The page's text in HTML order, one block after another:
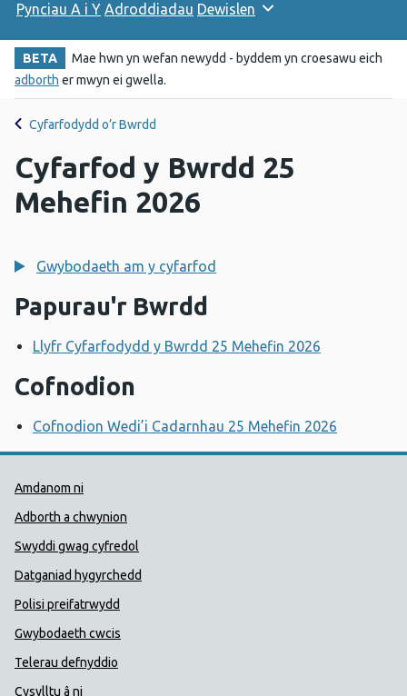
Pynciau A i Y Adroddiadau Dewislen
BETA
Mae hwn yn wefan newydd - byddem yn croesawu eich
adborth er mwyn ei gwella.
Cyfarfodydd o’r Bwrdd
Cyfarfod y Bwrdd 25
Mehefin 2026
Gwybodaeth am y cyfarfod
Papurau'r Bwrdd
Llyfr Cyfarfodydd y Bwrdd 25 Mehefin 2026
Cofnodion
Cofnodion Wedi’i Cadarnhau 25 Mehefin 2026
Dolenni Cymorth Iechyd
Amdanom ni
Adborth a chwynion
Swyddi gwag cyfredol
Datganiad hygyrchedd
Polisi preifatrwydd
Gwybodaeth cwcis
Telerau defnyddio
Cysylltu â ni